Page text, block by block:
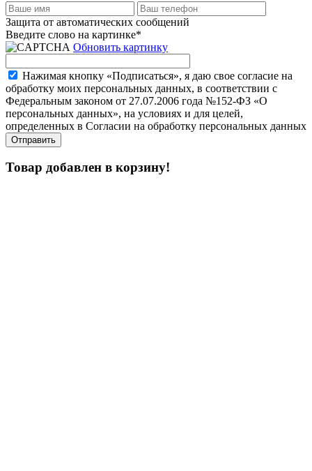
Защита от автоматических сообщений
Введите слово на картинке*
Обновить картинку
Нажимая кнопку «Подписаться», я даю свое согласие на
обработку моих персональных данных, в соответствии с
Федеральным законом от 27.07.2006 года №152-ФЗ «О
персональных данных», на условиях и для целей,
определенных в Согласии на обработку персональных данных
Товар добавлен в корзину!